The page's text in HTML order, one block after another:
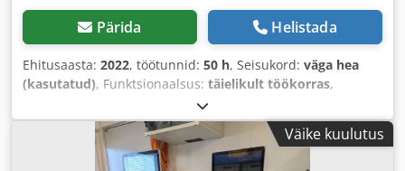
Pärida Helistada
Ehitusaasta: 2022, töötunnid: 50 h, Seisukord: väga hea
(kasutatud), Funktsionaalsus: täielikult töökorras,
Väike kuulutus